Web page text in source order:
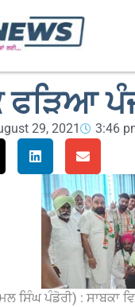
29, 2021 3:46
ਸਿੰਘ ਪੰਡੋਰੀ) : ਸਾਬਕਾ